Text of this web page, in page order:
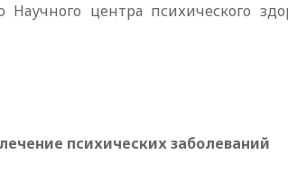
центра психического
психических заболеваний